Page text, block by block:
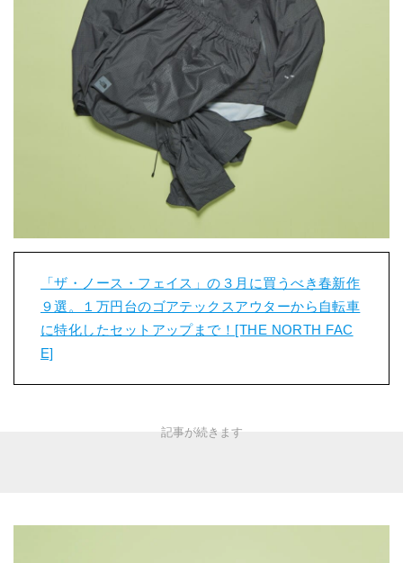
「ザ・ノース・フェイス」の３月に買うべき春新作
９選。１万円台のゴアテックスアウターから自転車
に特化したセットアップまで！[THE NORTH FAC
E]